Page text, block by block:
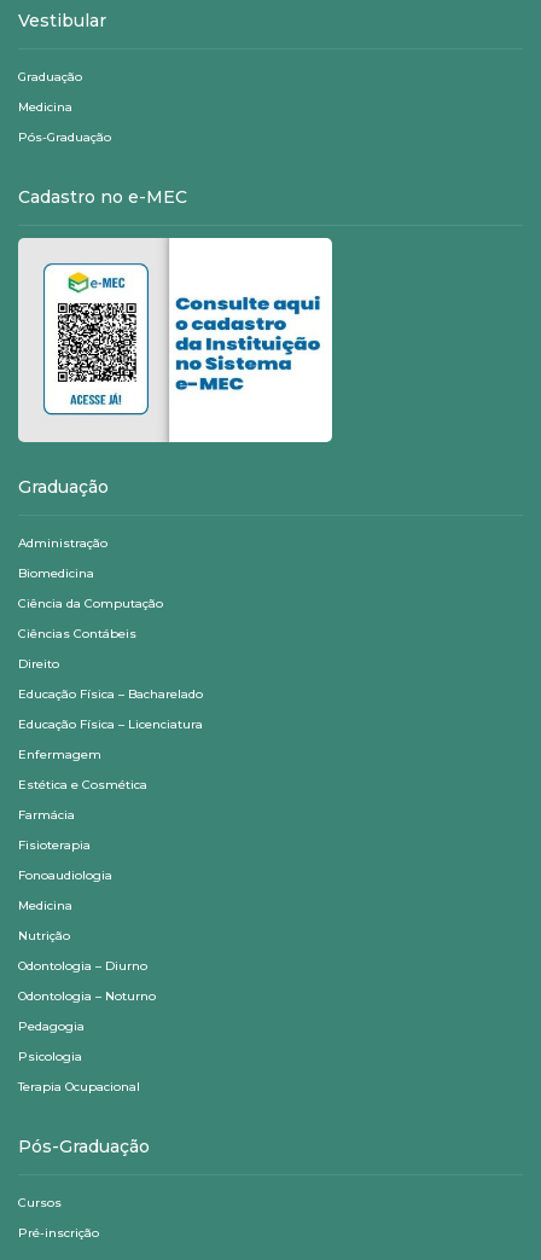
Vestibular
Graduação
Medicina
Pós-Graduação
Cadastro no e-MEC
Graduação
Administração
Biomedicina
Ciência da Computação
Ciências Contábeis
Direito
Educação Física – Bacharelado
Educação Física – Licenciatura
Enfermagem
Estética e Cosmética
Farmácia
Fisioterapia
Fonoaudiologia
Medicina
Nutrição
Odontologia – Diurno
Odontologia – Noturno
Pedagogia
Psicologia
Terapia Ocupacional
Pós-Graduação
Cursos
Pré-inscrição